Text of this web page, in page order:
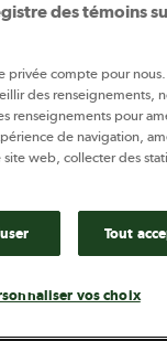
est publié par Sollio
d’information de la
des témoins
privée compte pour
des renseignements,
renseignements pour
de navigation,
web, collecter des
Tout
vos choix